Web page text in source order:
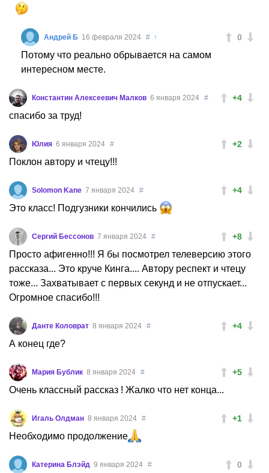
0
Андрей Б 16 февраля 2024 # ↑
Потому что реально обрывается на самом
интересном месте.
+4
Константин Алексеевич Малков 6 января 2024 #
спасибо за труд!
+2
Юлия 6 января 2024 #
Поклон автору и чтецу!!!
+4
Solomon Kane 7 января 2024 #
Это класс! Подгузники кончились
+8
Сергий Бессонов 7 января 2024 #
Просто афигенно!!! Я бы посмотрел телеверсию этого
рассказа... Это круче Кинга.... Автору респект и чтецу
тоже... Захватывает с первых секунд и не отпускает...
Огромное спасибо!!!
+4
Данте Коловрат 8 января 2024 #
А конец где?
+5
Мария Бублик 8 января 2024 #
Очень классный рассказ ! Жалко что нет конца...
+1
Игаль Олдман 8 января 2024 #
Необходимо продолжение
0
Катерина Блэйд 9 января 2024 #